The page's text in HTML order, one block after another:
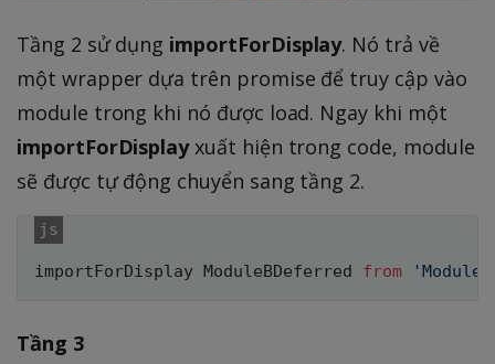
Tầng 2 sử dụng importForDisplay. Nó trả về
một wrapper dựa trên promise để truy cập vào
module trong khi nó được load. Ngay khi một
importForDisplayxuất hiện trong code, module
sẽ được tự động chuyển sang tầng 2.
importForDisplay ModuleBDeferred from
Tầng 3